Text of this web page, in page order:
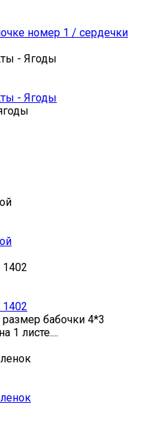
номер 1 / сердечки
- Ягоды
- Ягоды
бабочки 4*3
1 листе....